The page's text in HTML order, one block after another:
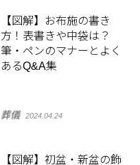
【図解】お布施の書き
方！表書きや中袋は？
筆・ペンのマナーとよく
あるQ&A集
葬儀 2024.04.24
【図解】初盆・新盆の飾